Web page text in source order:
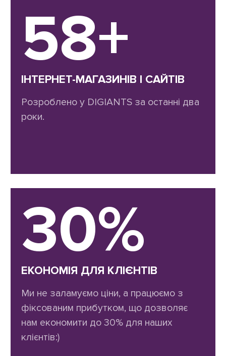
58+
ІНТЕРНЕТ-МАГАЗИНІВ І САЙТІВ
Розроблено у DIGIANTS за останні два
роки.
30%
ЕКОНОМІЯ ДЛЯ КЛІЄНТІВ
Ми не заламуємо ціни, а працюємо з
фіксованим прибутком, що дозволяє
нам економити до 30% для наших
клієнтів:)